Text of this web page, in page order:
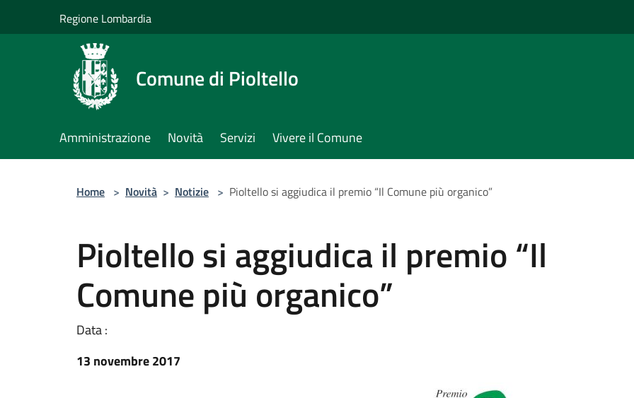
Regione Lombardia
Comune di Pioltello
Amministrazione Novità Servizi Vivere il Comune
Home > Novità > Notizie > Pioltello si aggiudica il premio “Il Comune più organico”
Pioltello si aggiudica il premio “Il
Comune più organico”
Data :
13 novembre 2017